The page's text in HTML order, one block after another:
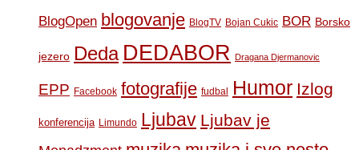
BlogOpen blogovanje BlogTV Bojan Cukic BOR Borsko
jezero Deda DEDABOR Dragana Djermanovic
EPP Facebook fotografije fudbal Humor Izlog
konferencija Limundo Ljubav Ljubav je